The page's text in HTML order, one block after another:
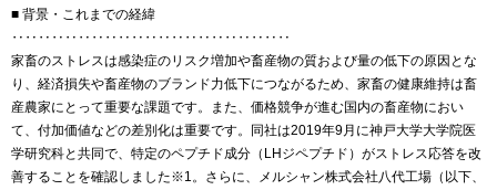
■ 背景・これまでの経緯
‥‥‥‥‥‥‥‥‥‥‥‥‥‥‥‥‥‥‥‥‥
家畜のストレスは感染症のリスク増加や畜産物の質および量の低下の原因とな
り、経済損失や畜産物のブランド力低下につながるため、家畜の健康維持は畜
産農家にとって重要な課題です。また、価格競争が進む国内の畜産物におい
て、付加価値などの差別化は重要です。同社は2019年9月に神戸大学大学院医
学研究科と共同で、特定のペプチド成分（LHジペプチド）がストレス応答を改
善することを確認しました※1。さらに、メルシャン株式会社八代工場（以下、